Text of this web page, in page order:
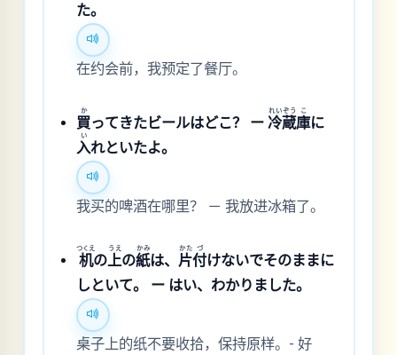
た。
在约会前，我预定了餐厅。
買
か
ってきたビールはどこ？ ー 冷
れい
蔵
ぞう
庫
こ
に
入
い
れといたよ。
我买的啤酒在哪里？ － 我放进冰箱了。
机
つくえ
の 上
うえ
の紙
かみ
は、 片
かた
付
づ
けないでそのままに
しといて。 ー はい、わかりました。
桌子上的纸不要收拾，保持原样。- 好